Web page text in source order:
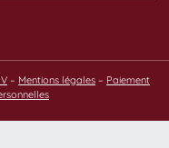
– Mentions légales – Paiement